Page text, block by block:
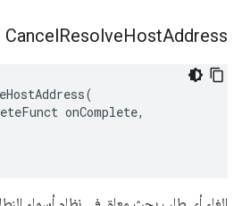
CancelResolveHostAddress
onComplete,